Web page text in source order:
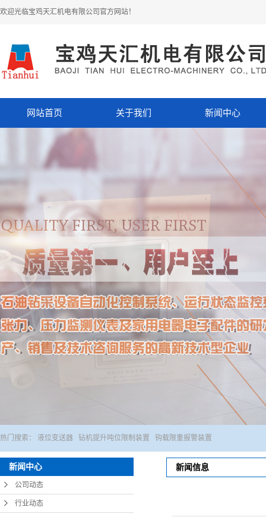
欢迎光临宝鸡天汇机电有限公司官方网站！
网站首页 关于我们 新闻中心
行业动态
专业知识
热门搜索： 液位变送器 钻机提升吨位限制装置 钩载限重报警装置
新闻中心
公司动态
行业动态
新闻信息